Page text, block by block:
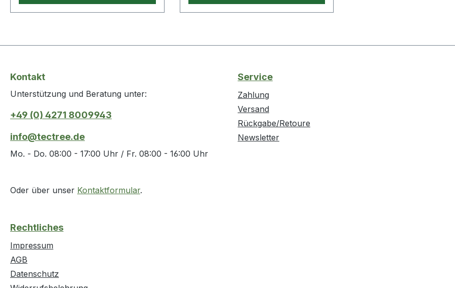
Kontakt
Unterstützung und Beratung unter:
+49 (0) 4271 8009943
info@tectree.de
Mo. - Do. 08:00 - 17:00 Uhr / Fr. 08:00 - 16:00 Uhr
Oder über unser Kontaktformular.
Service
Zahlung
Versand
Rückgabe/Retoure
Newsletter
Rechtliches
Impressum
AGB
Datenschutz